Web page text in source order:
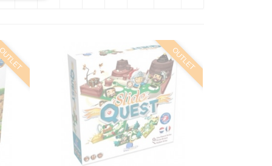
OUTLET